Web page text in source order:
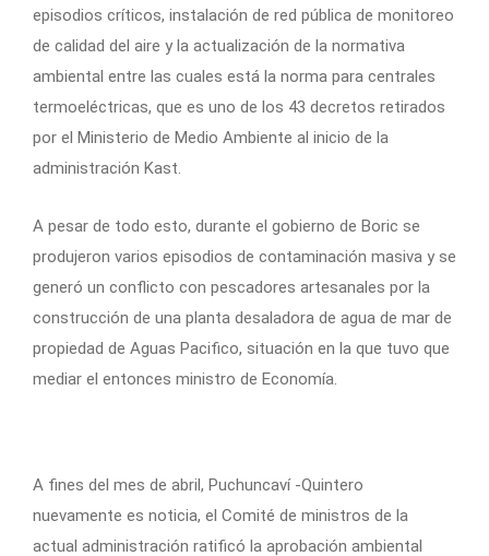
episodios críticos, instalación de red pública de monitoreo
de calidad del aire y la actualización de la normativa
ambiental entre las cuales está la norma para centrales
termoeléctricas, que es uno de los 43 decretos retirados
por el Ministerio de Medio Ambiente al inicio de la
administración Kast.
A pesar de todo esto, durante el gobierno de Boric se
produjeron varios episodios de contaminación masiva y se
generó un conflicto con pescadores artesanales por la
construcción de una planta desaladora de agua de mar de
propiedad de Aguas Pacifico, situación en la que tuvo que
mediar el entonces ministro de Economía.
A fines del mes de abril, Puchuncaví -Quintero
nuevamente es noticia, el Comité de ministros de la
actual administración ratificó la aprobación ambiental